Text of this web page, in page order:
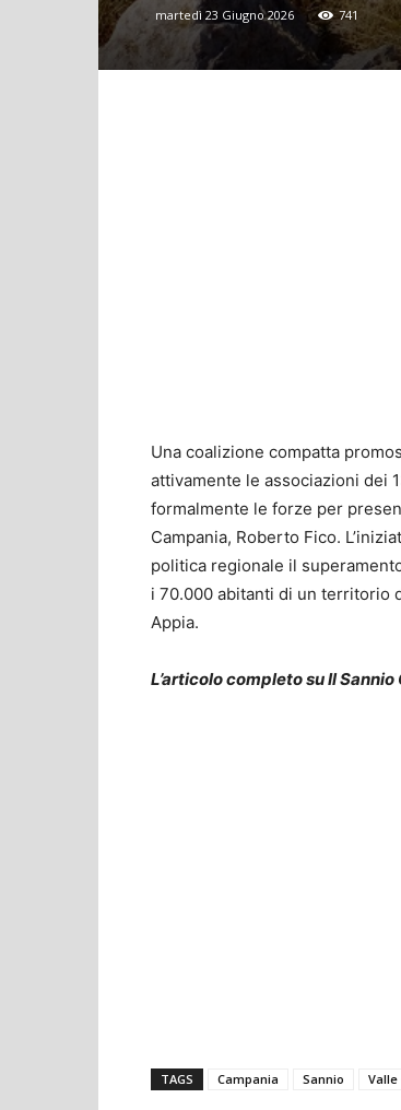
martedì 23 Giugno 2026 741
Una coalizione compatta
attivamente le associazioni dei
formalmente le forze per
Campania, Roberto Fico.
politica regionale il
i 70.000 abitanti di un territorio
Appia.
L’articolo completo su Il
TAGS Campania Sannio Valle